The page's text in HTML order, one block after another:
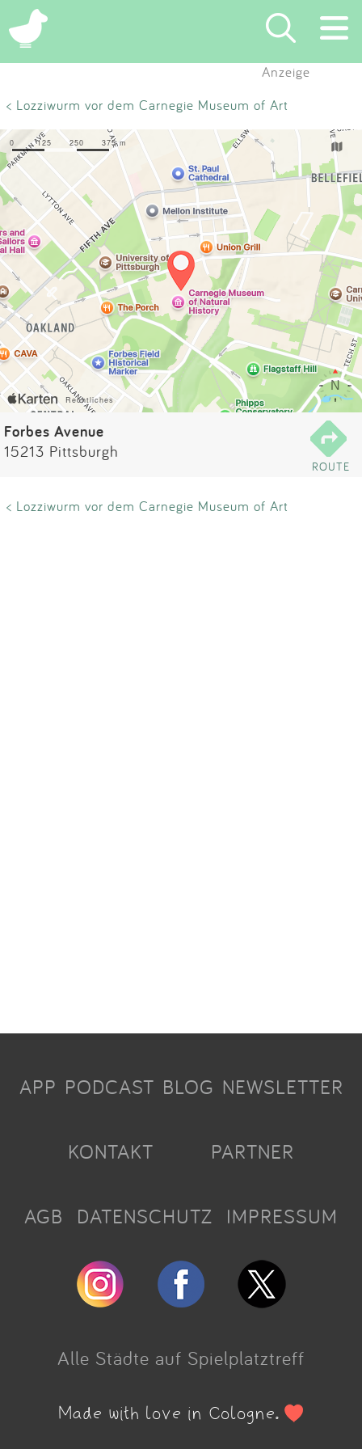
×
Suchen
Eintragen
App
Blog
Partner
Kontakt
Impressum
Anzeige
< Lozziwurm vor dem Carnegie Museum of Art
Forbes Avenue
15213 Pittsburgh
ROUTE
< Lozziwurm vor dem Carnegie Museum of Art
APP PODCAST BLOG NEWSLETTER
KONTAKT PARTNER
AGB DATENSCHUTZ IMPRESSUM
Alle Städte auf Spielplatztreff
Made with love in Cologne.